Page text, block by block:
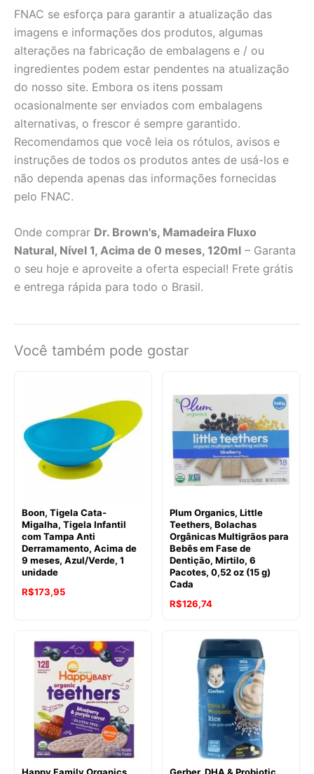
FNAC se esforça para garantir a atualização das
imagens e informações dos produtos, algumas
alterações na fabricação de embalagens e / ou
ingredientes podem estar pendentes na atualização
do nosso site. Embora os itens possam
ocasionalmente ser enviados com embalagens
alternativas, o frescor é sempre garantido.
Recomendamos que você leia os rótulos, avisos e
instruções de todos os produtos antes de usá-los e
não dependa apenas das informações fornecidas
pelo FNAC.
Onde comprar Dr. Brown's, Mamadeira Fluxo
Natural, Nível 1, Acima de 0 meses, 120ml – Garanta
o seu hoje e aproveite a oferta especial! Frete grátis
e entrega rápida para todo o Brasil.
Você também pode gostar
Boon, Tigela Cata-
Migalha, Tigela Infantil
com Tampa Anti
Derramamento, Acima de
9 meses, Azul/Verde, 1
unidade
R$173,95
Plum Organics, Little
Teethers, Bolachas
Orgânicas Multigrãos para
Bebês em Fase de
Dentição, Mirtilo, 6
Pacotes, 0,52 oz (15 g)
Cada
R$126,74